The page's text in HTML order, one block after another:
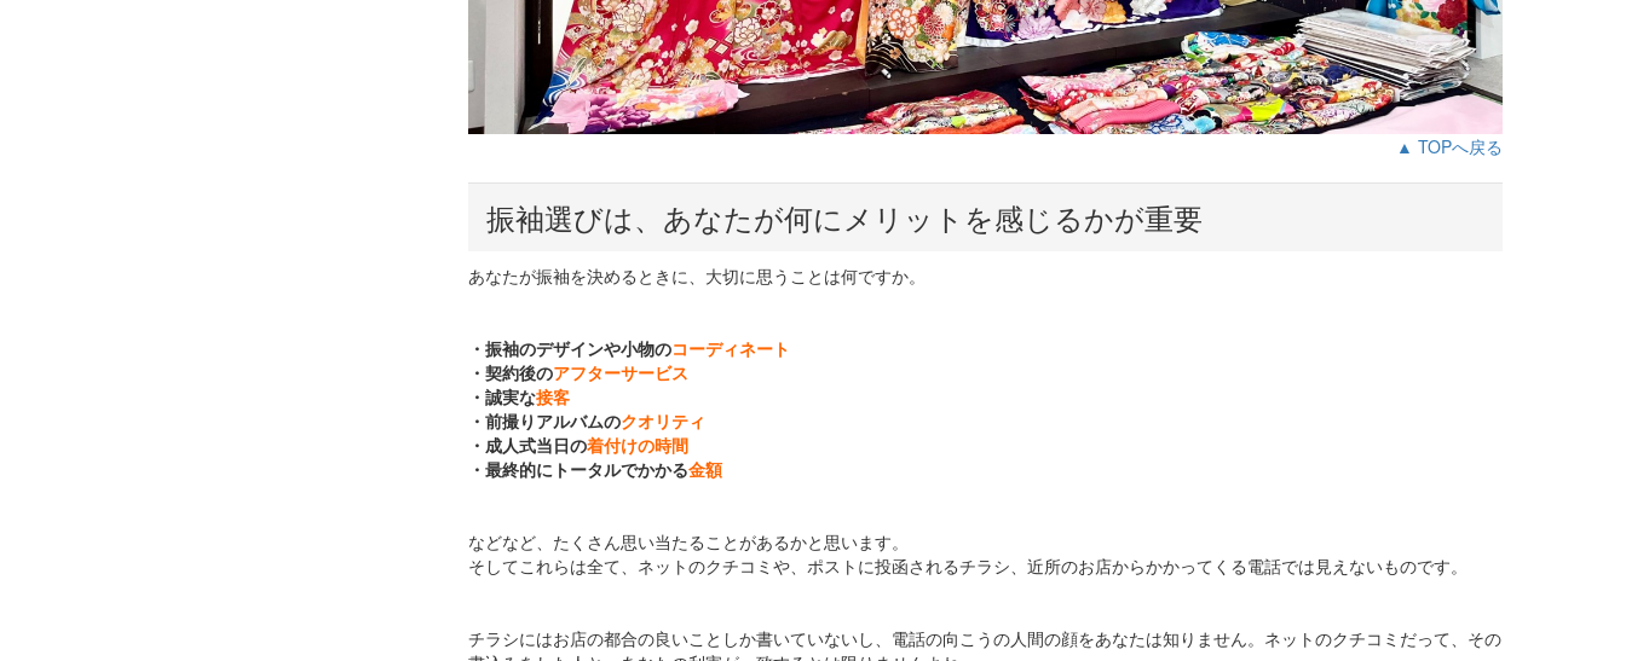
▲ TOPへ戻る
振袖選びは、あなたが何にメリットを感じるかが重要
あなたが振袖を決めるときに、大切に思うことは何ですか。
・振袖のデザインや小物のコーディネート
・契約後のアフターサービス
・誠実な接客
・前撮りアルバムのクオリティ
・成人式当日の着付けの時間
・最終的にトータルでかかる金額
などなど、たくさん思い当たることがあるかと思います。
そしてこれらは全て、ネットのクチコミや、ポストに投函されるチラシ、近所のお店からかかってくる電話では見えないものです。
チラシにはお店の都合の良いことしか書いていないし、電話の向こうの人間の顔をあなたは知りません。ネットのクチコミだって、その